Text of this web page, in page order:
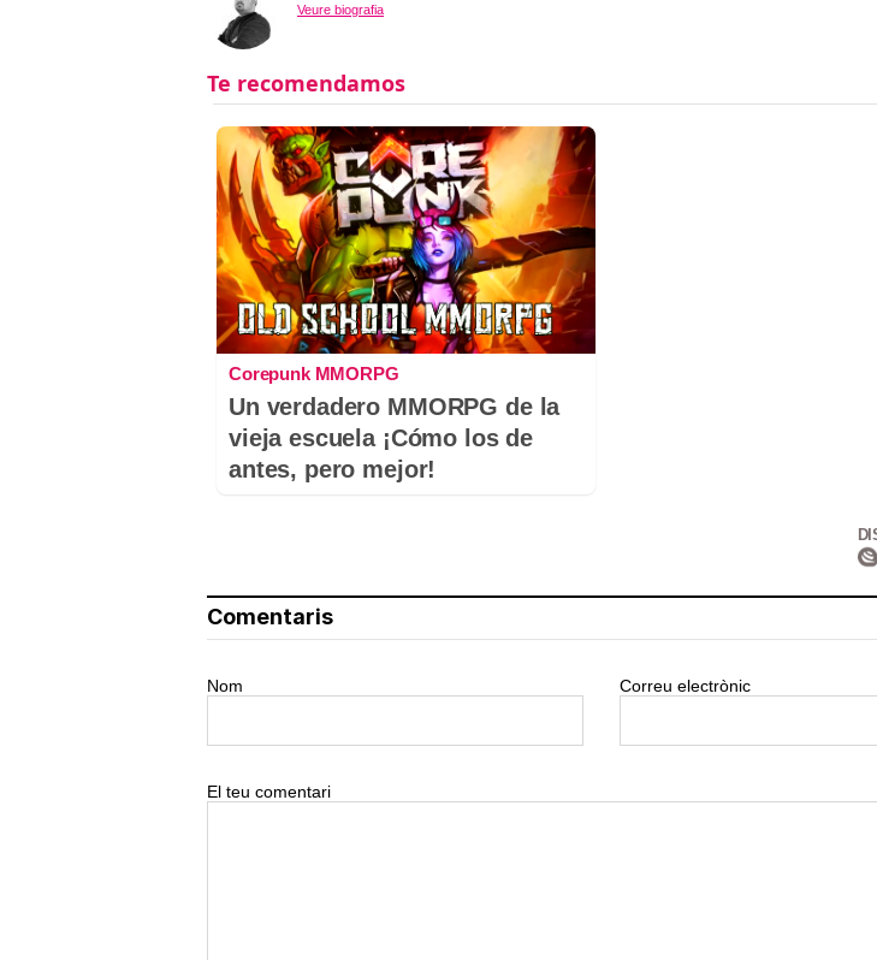
Veure biografia
Corepunk MMORPG
Un verdadero MMORPG de la
vieja escuela ¡Cómo los de
antes, pero mejor!
Comentaris
Nom Correu electrònic
El teu comentari